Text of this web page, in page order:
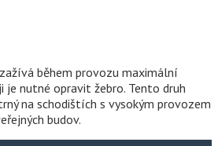
během provozu maximální
nutné opravit žebro. Tento druh
na schodištích s vysokým provozem
budov.